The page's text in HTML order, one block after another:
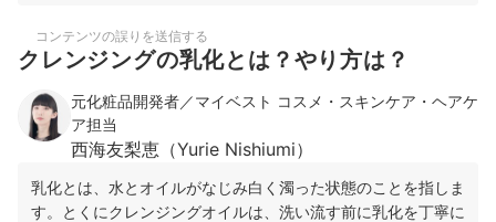
コンテンツの誤りを送信する
クレンジングの乳化とは？やり方は？
元化粧品開発者／マイベスト コスメ・スキンケア・ヘアケ
ア担当
西海友梨恵（Yurie Nishiumi）
乳化とは、水とオイルがなじみ白く濁った状態のことを指しま
す。とくにクレンジングオイルは、洗い流す前に乳化を丁寧に